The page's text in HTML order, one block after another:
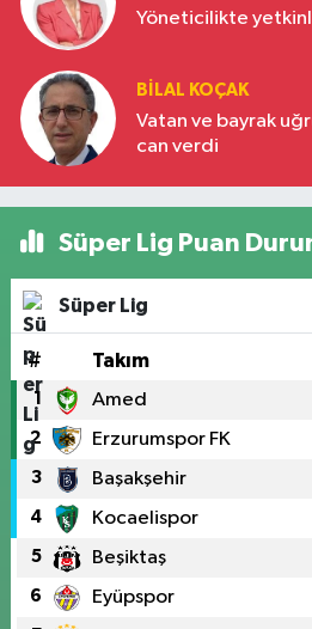
Yöneticilikte
BILAL KOÇAK
Vatan ve bayrak
can verdi
Süper Lig Puan
Süper Lig
# Takım
1 Amed
2 Erzurumspor FK
3 Başakşehir
4 Kocaelispor
5 Beşiktaş
6 Eyüpspor